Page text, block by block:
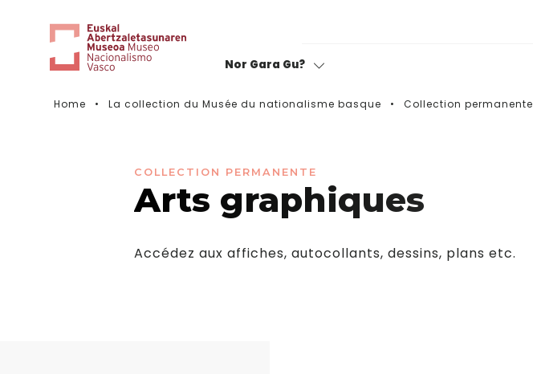
Nor Gara Gu?
Home La collection du Musée du nationalisme basque Collection permanente
COLLECTION PERMANENTE
Arts graphiques
Accédez aux affiches, autocollants, dessins, plans etc.